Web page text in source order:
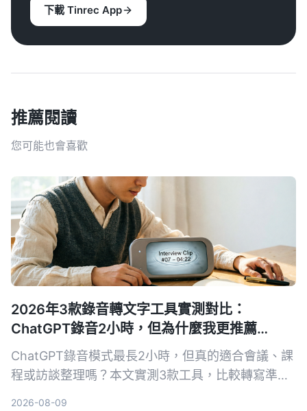
下載 Tinrec App
推薦閱讀
您可能也會喜歡
2026年3款錄音轉文字工具實測對比：
ChatGPT錄音2小時，但為什麼我更推薦
Tinrec？
ChatGPT錄音模式最長2小時，但真的適合會議、課
程或訪談整理嗎？本文實測3款工具，比較轉寫準確
2026-08-09